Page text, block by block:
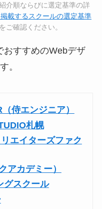
介順ならびに選定基準の詳
載するスクールの選定基準
ご確認ください。
おすすめのWebデザ
。
侍エンジニア）
札幌
エイターズファク
アカデミー）
グスクール